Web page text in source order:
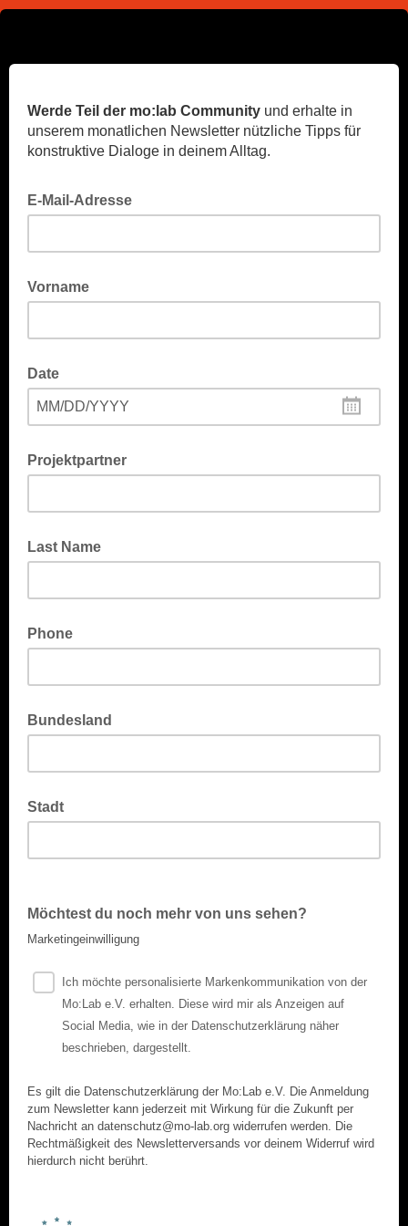
Werde Teil der mo:lab Community und erhalte in
unserem monatlichen Newsletter nützliche Tipps für
konstruktive Dialoge in deinem Alltag.
E-Mail-Adresse
Vorname
Date
MM/DD/YYYY
Projektpartner
Last Name
Phone
Bundesland
Stadt
Möchtest du noch mehr von uns sehen?
Marketingeinwilligung
Ich möchte personalisierte Markenkommunikation von der
Mo:Lab e.V. erhalten. Diese wird mir als Anzeigen auf
Social Media, wie in der Datenschutzerklärung näher
beschrieben, dargestellt.
Es gilt die Datenschutzerklärung der Mo:Lab e.V. Die Anmeldung
zum Newsletter kann jederzeit mit Wirkung für die Zukunft per
Nachricht an datenschutz@mo-lab.org widerrufen werden. Die
Rechtmäßigkeit des Newsletterversands vor deinem Widerruf wird
hierdurch nicht berührt.